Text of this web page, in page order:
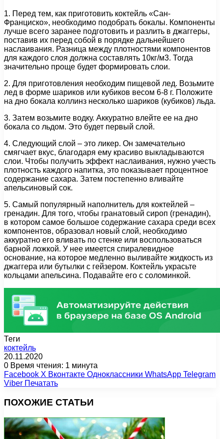
1. Перед тем, как приготовить коктейль «Сан-
Франциско», необходимо подобрать бокалы. Компоненты
лучше всего заранее подготовить и разлить в джаггеры,
поставив их перед собой в порядке дальнейшего
наслаивания. Разница между плотностями компонентов
для каждого слоя должна составлять 10кг/м3. Тогда
значительно проще будет формировать слои.
2. Для приготовления необходим пищевой лед. Возьмите
лед в форме шариков или кубиков весом 6-8 г. Положите
на дно бокала коллинз несколько шариков (кубиков) льда.
3. Затем возьмите водку. Аккуратно влейте ее на дно
бокала со льдом. Это будет первый слой.
4. Следующий слой – это ликер. Он замечательно
смягчает вкус, благодаря ему красиво выкладываются
слои. Чтобы получить эффект наслаивания, нужно учесть
плотность каждого напитка, это показывает процентное
содержание сахара. Затем постепенно вливайте
апельсиновый сок.
5. Самый популярный наполнитель для коктейлей –
гренадин. Для того, чтобы гранатовый сироп (гренадин),
в котором самое большое содержание сахара среди всех
компонентов, образовал новый слой, необходимо
аккуратно его вливать по стенке или воспользоваться
барной ложкой. У нее имеется спиралевидное
основание, на которое медленно выливайте жидкость из
джаггера или бутылки с гейзером. Коктейль украсьте
кольцами апельсина. Подавайте его с соломинкой.
Теги
коктейль
20.11.2020
0 Время чтения: 1 минута
Facebook X Вконтакте Одноклассники WhatsApp Telegram
Viber Печатать
ПОХОЖИЕ СТАТЬИ